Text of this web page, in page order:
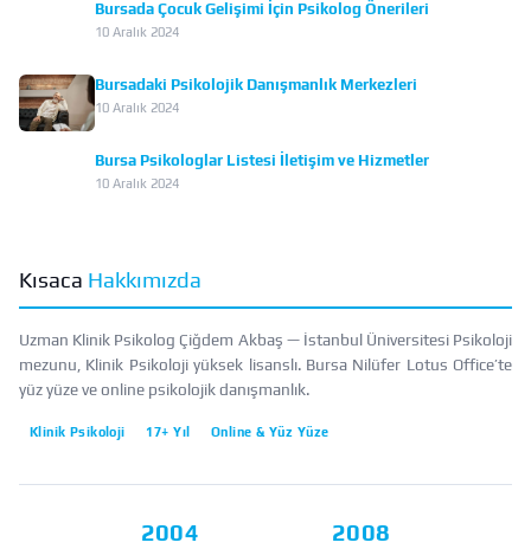
Bursada Çocuk Gelişimi İçin Psikolog Önerileri
10 Aralık 2024
Bursadaki Psikolojik Danışmanlık Merkezleri
10 Aralık 2024
Bursa Psikologlar Listesi İletişim ve Hizmetler
10 Aralık 2024
Kısaca Hakkımızda
Uzman Klinik Psikolog Çiğdem Akbaş — İstanbul Üniversitesi Psikoloji
mezunu, Klinik Psikoloji yüksek lisanslı. Bursa Nilüfer Lotus Office’te
yüz yüze ve online psikolojik danışmanlık.
Klinik Psikoloji 17+ Yıl Online & Yüz Yüze
2004 2008